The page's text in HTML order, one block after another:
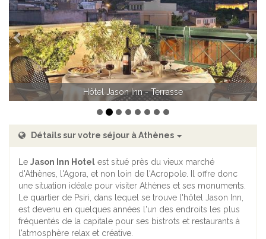
Hôtel Jason Inn - Chambre standard
Précédent
Détails sur votre séjour à Athènes
Le Jason Inn Hotel est situé près du vieux marché
d'Athènes, l'Agora, et non loin de l'Acropole. Il offre donc
une situation idéale pour visiter Athènes et ses monuments.
Le quartier de Psiri, dans lequel se trouve l'hôtel Jason Inn,
est devenu en quelques années l'un des endroits les plus
fréquentés de la capitale pour ses bistrots et restaurants à
l'atmosphère relax et créative.